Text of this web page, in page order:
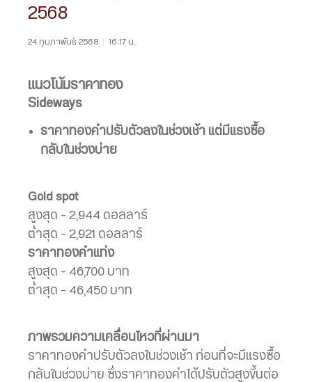
2568
24 กุมภาพันธ์ 2568 | 16:17 น.
แนวโน้มราคาทอง
Sideways
ราคาทองคำปรับตัวลงในช่วงเช้า แต่มีแรงซื้อ
กลับในช่วงบ่าย
Gold spot
สูงสุด – 2,944 ดอลลาร์
ต่ำสุด – 2,921 ดอลลาร์
ราคาทองคำแท่ง
สูงสุด – 46,700 บาท
ต่ำสุด – 46,450 บาท
ภาพรวมความเคลื่อนไหวที่ผ่านมา
ราคาทองคำปรับตัวลงในช่วงเช้า ก่อนที่จะมีแรงซื้อ
กลับในช่วงบ่าย ซึ่งราคาทองคำได้ปรับตัวสูงขึ้นต่อ